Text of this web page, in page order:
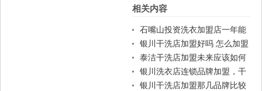
篇
相关内容
石嘴山投资洗衣加盟店一年能
挣多少钱
银川干洗店加盟好吗 怎么加盟
泰洁干洗店加盟未来应该如何
发展
银川洗衣店连锁品牌加盟，干
洗店加盟谁家品牌比较合适?
银川干洗店加盟那几品牌比较